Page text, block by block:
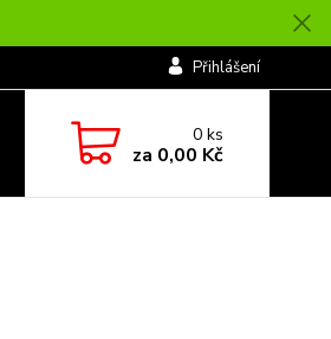
Přihlášení
0ks
za 0,00 Kč